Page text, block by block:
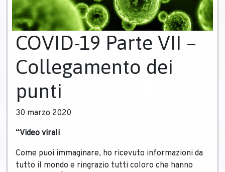
COVID-19 Parte VII –
Collegamento dei
punti
30 marzo 2020
“Video virali
Come puoi immaginare, ho ricevuto informazioni da
tutto il mondo e ringrazio tutti coloro che hanno